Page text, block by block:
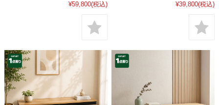
¥59,800(税込) ¥39,800(税込)